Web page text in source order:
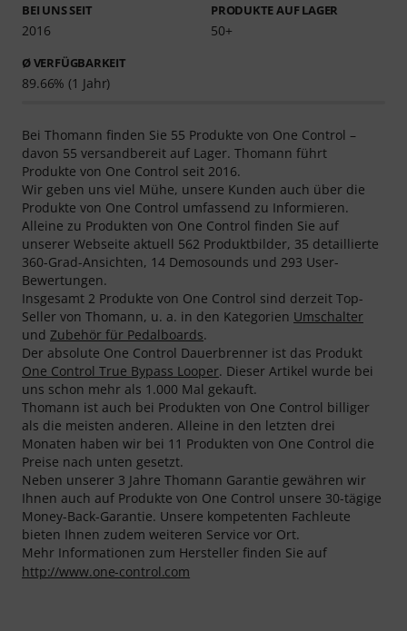
BEI UNS SEIT
2016
PRODUKTE AUF LAGER
50+
Ø VERFÜGBARKEIT
89.66% (1 Jahr)
Bei Thomann finden Sie 55 Produkte von One Control –
davon 55 versandbereit auf Lager. Thomann führt
Produkte von One Control seit 2016.
Wir geben uns viel Mühe, unsere Kunden auch über die
Produkte von One Control umfassend zu Informieren.
Alleine zu Produkten von One Control finden Sie auf
unserer Webseite aktuell 562 Produktbilder, 35 detaillierte
360-Grad-Ansichten, 14 Demosounds und 293 User-
Bewertungen.
Insgesamt 2 Produkte von One Control sind derzeit Top-
Seller von Thomann, u. a. in den Kategorien Umschalter
und Zubehör für Pedalboards.
Der absolute One Control Dauerbrenner ist das Produkt
One Control True Bypass Looper. Dieser Artikel wurde bei
uns schon mehr als 1.000 Mal gekauft.
Thomann ist auch bei Produkten von One Control billiger
als die meisten anderen. Alleine in den letzten drei
Monaten haben wir bei 11 Produkten von One Control die
Preise nach unten gesetzt.
Neben unserer 3 Jahre Thomann Garantie gewähren wir
Ihnen auch auf Produkte von One Control unsere 30-tägige
Money-Back-Garantie. Unsere kompetenten Fachleute
bieten Ihnen zudem weiteren Service vor Ort.
Mehr Informationen zum Hersteller finden Sie auf
http://www.one-control.com